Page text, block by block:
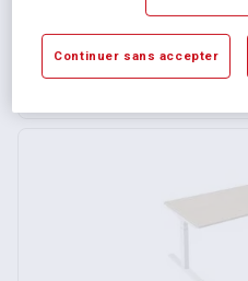
2 825,00 € HT
Continuer sans accepter